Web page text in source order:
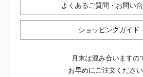
よくあるご質問・お問い
ショッピングガイド
月末は混み合いますの
お早めにご注文ください